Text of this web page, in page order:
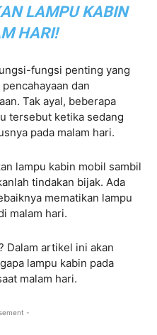
LAMPU KABIN
HARI!
fungsi penting yang
dan
Tak ayal, beberapa
tersebut ketika sedang
pada malam hari.
lampu kabin mobil sambil
tindakan bijak. Ada
mematikan lampu
malam hari.
Dalam artikel ini akan
lampu kabin pada
malam hari.
-